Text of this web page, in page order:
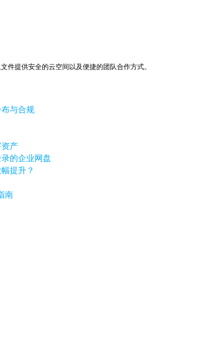
提供安全的云空间以及便捷的团队合作方式。
与合规
产
的企业网盘
提升？
南